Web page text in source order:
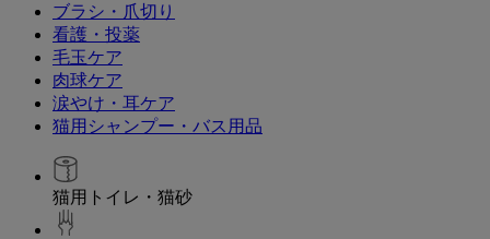
ブラシ・爪切り
看護・投薬
毛玉ケア
肉球ケア
涙やけ・耳ケア
猫用シャンプー・バス用品
猫用トイレ・猫砂